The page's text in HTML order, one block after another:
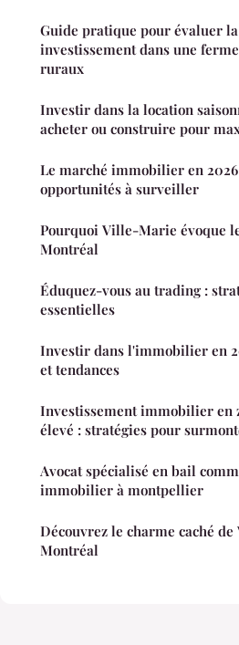
Guide pratique pour évaluer
investissement dans une
ruraux
Investir dans la location
acheter ou construire pour
Le marché immobilier en 2026
opportunités à surveiller
Pourquoi Ville-Marie évoque
Montréal
Éduquez-vous au trading :
essentielles
Investir dans l'immobilier en
et tendances
Investissement immobilier en
élevé : stratégies pour
Avocat spécialisé en bail
immobilier à montpellier
Découvrez le charme caché
Montréal